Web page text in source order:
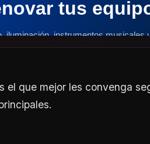
el que mejor les convenga